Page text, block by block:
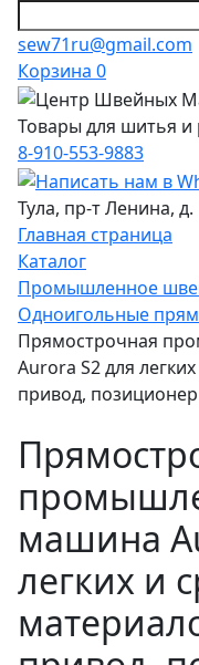
sew71ru@gmail.com
Корзина 0
Товары для шитья и
8-910-553-9883
Тула, пр-т Ленина, д.
Главная страница
Каталог
Промышленное
Одноигольные
Прямострочная
Aurora S2 для
привод,
машина
легких и